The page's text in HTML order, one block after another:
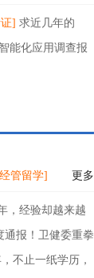
] 求近几年的
能化应用调查报
管留学] 更多
，经验却越来越
上限的是这 6 种
通报！卫健委重拳
多人终身禁赛
不止一纸学历，